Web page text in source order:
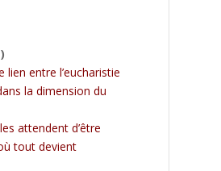
)
entre l’eucharistie
la dimension du
attendent d’être
tout devient